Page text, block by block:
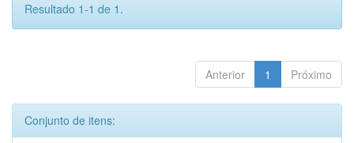
Resultado 1-1 de 1.
Anterior 1 Próximo
Conjunto de itens: